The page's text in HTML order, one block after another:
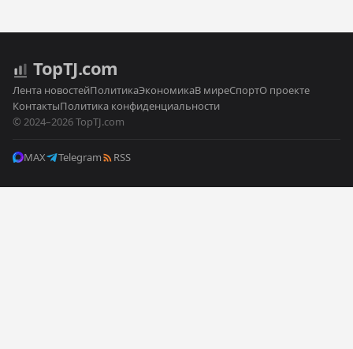
TopTJ.com
Лента новостейПолитикаЭкономикаВ миреСпортО проекте
КонтактыПолитика конфиденциальности
© 2024–2026 TopTJ.com
MAX Telegram RSS